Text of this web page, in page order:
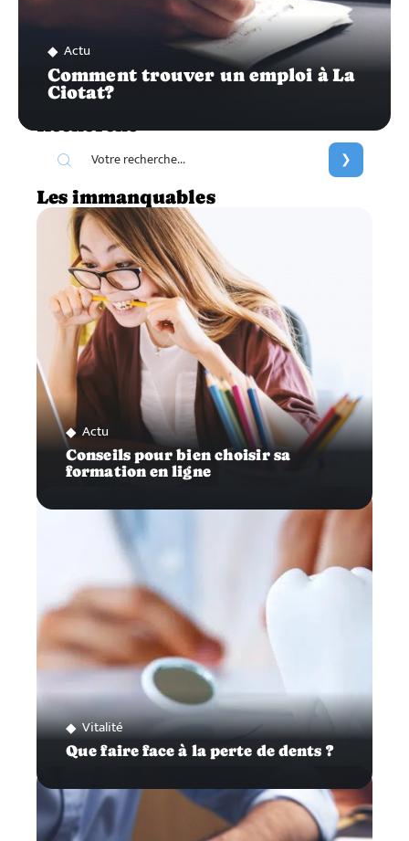
Actu
Comment trouver un emploi à La
Ciotat?
Recherche
Les immanquables
Actu
Conseils pour bien choisir sa
formation en ligne
Vitalité
Que faire face à la perte de dents ?